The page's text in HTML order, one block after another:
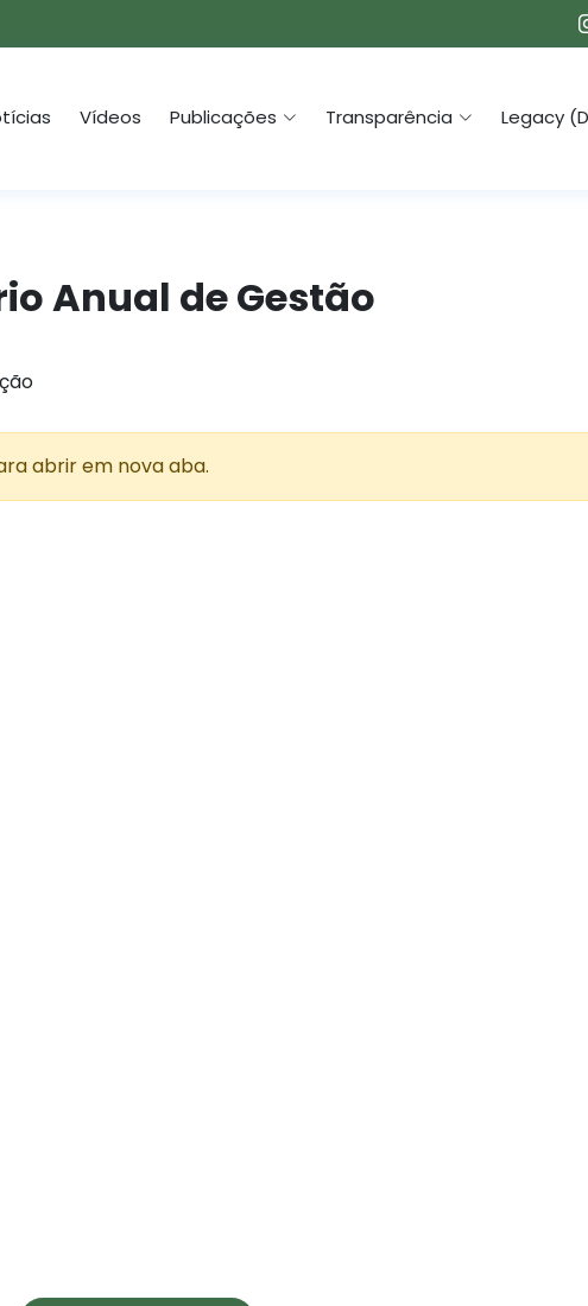
Vídeos Publicações Transparência Legacy
Anual de Gestão
abrir em nova aba.